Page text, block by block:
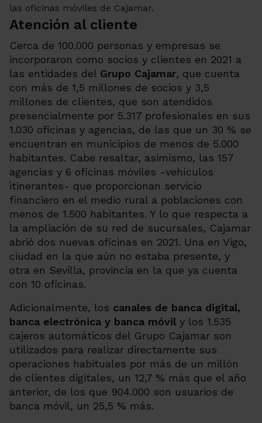
las oficinas móviles de Cajamar.
Atención al cliente
Cerca de 100.000 personas y empresas se
incorporaron como socios y clientes en 2021 a
las entidades del Grupo Cajamar, que cuenta
con más de 1,5 millones de socios y 3,5
millones de clientes, que son atendidos
presencialmente por 5.317 profesionales en sus
1.030 oficinas y agencias, de las que un 30 % se
encuentran en municipios de menos de 5.000
habitantes. Cabe resaltar, asimismo, las 157
agencias y 6 oficinas móviles -vehículos
itinerantes- que proporcionan servicio
financiero en el medio rural a poblaciones con
menos de 1.500 habitantes. Y lo que respecta a
la ampliación de su red de sucursales, Cajamar
abrió dos nuevas oficinas en 2021. Una en Vigo,
ciudad en la que aún no estaba presente, y
otra en Sevilla, provincia en la que ya cuenta
con 10 oficinas.
Adicionalmente, los canales de banca digital,
banca electrónica y banca móvil y los 1.535
cajeros automáticos del Grupo Cajamar son
utilizados para realizar directamente sus
operaciones habituales por más de un millón
de clientes digitales, un 12,7 % más que el año
anterior, de los que 904.000 son usuarios de
banca móvil, un 25,5 % más.